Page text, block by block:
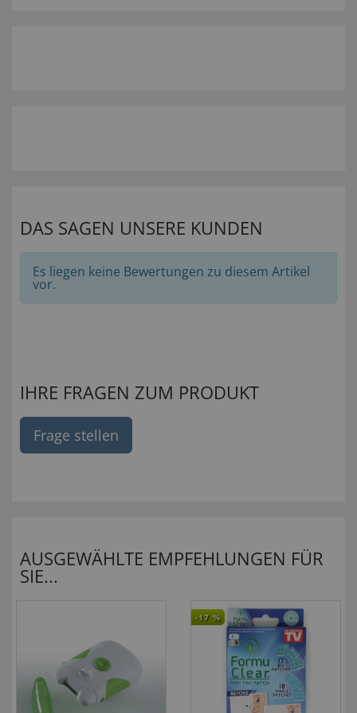
DAS SAGEN UNSERE KUNDEN
Es liegen keine Bewertungen zu diesem Artikel
vor.
IHRE FRAGEN ZUM PRODUKT
Frage stellen
AUSGEWÄHLTE EMPFEHLUNGEN FÜR
SIE...
-17 %